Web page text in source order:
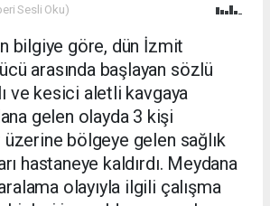
Sesli Oku)
bilgiye göre, dün İzmit
arasında başlayan sözlü
ve kesici aletli kavgaya
gelen olayda 3 kişi
üzerine bölgeye gelen sağlık
hastaneye kaldırdı. Meydana
olayıyla ilgili çalışma